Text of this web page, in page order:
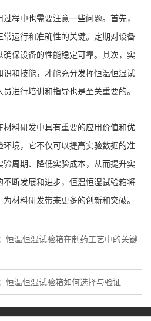
程中也需要注意一些问题。首先，
运行和准确性的关键。定期对设备
保设备的性能稳定可靠。其次，实
和技能，才能充分发挥恒温恒湿试
进行培训和指导也是至关重要的。
料研发中具有重要的应用价值和优
境，它不仅可以提高实验数据的准
周期、降低实验成本，从而提升实
断发展和进步，恒温恒湿试验箱将
材料研发带来更多的创新和突破。
恒温恒湿试验箱在制药工艺中的关键
恒温恒湿试验箱如何选择与验证